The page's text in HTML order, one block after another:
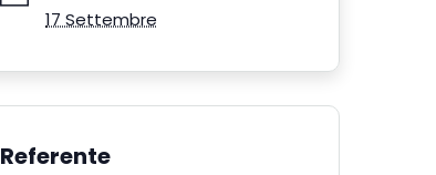
17 Settembre
Referente